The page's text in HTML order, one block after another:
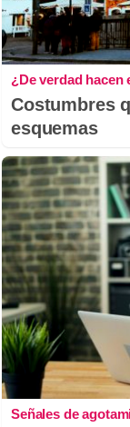
¿De verdad hacen
Costumbres
esquemas
Señales de